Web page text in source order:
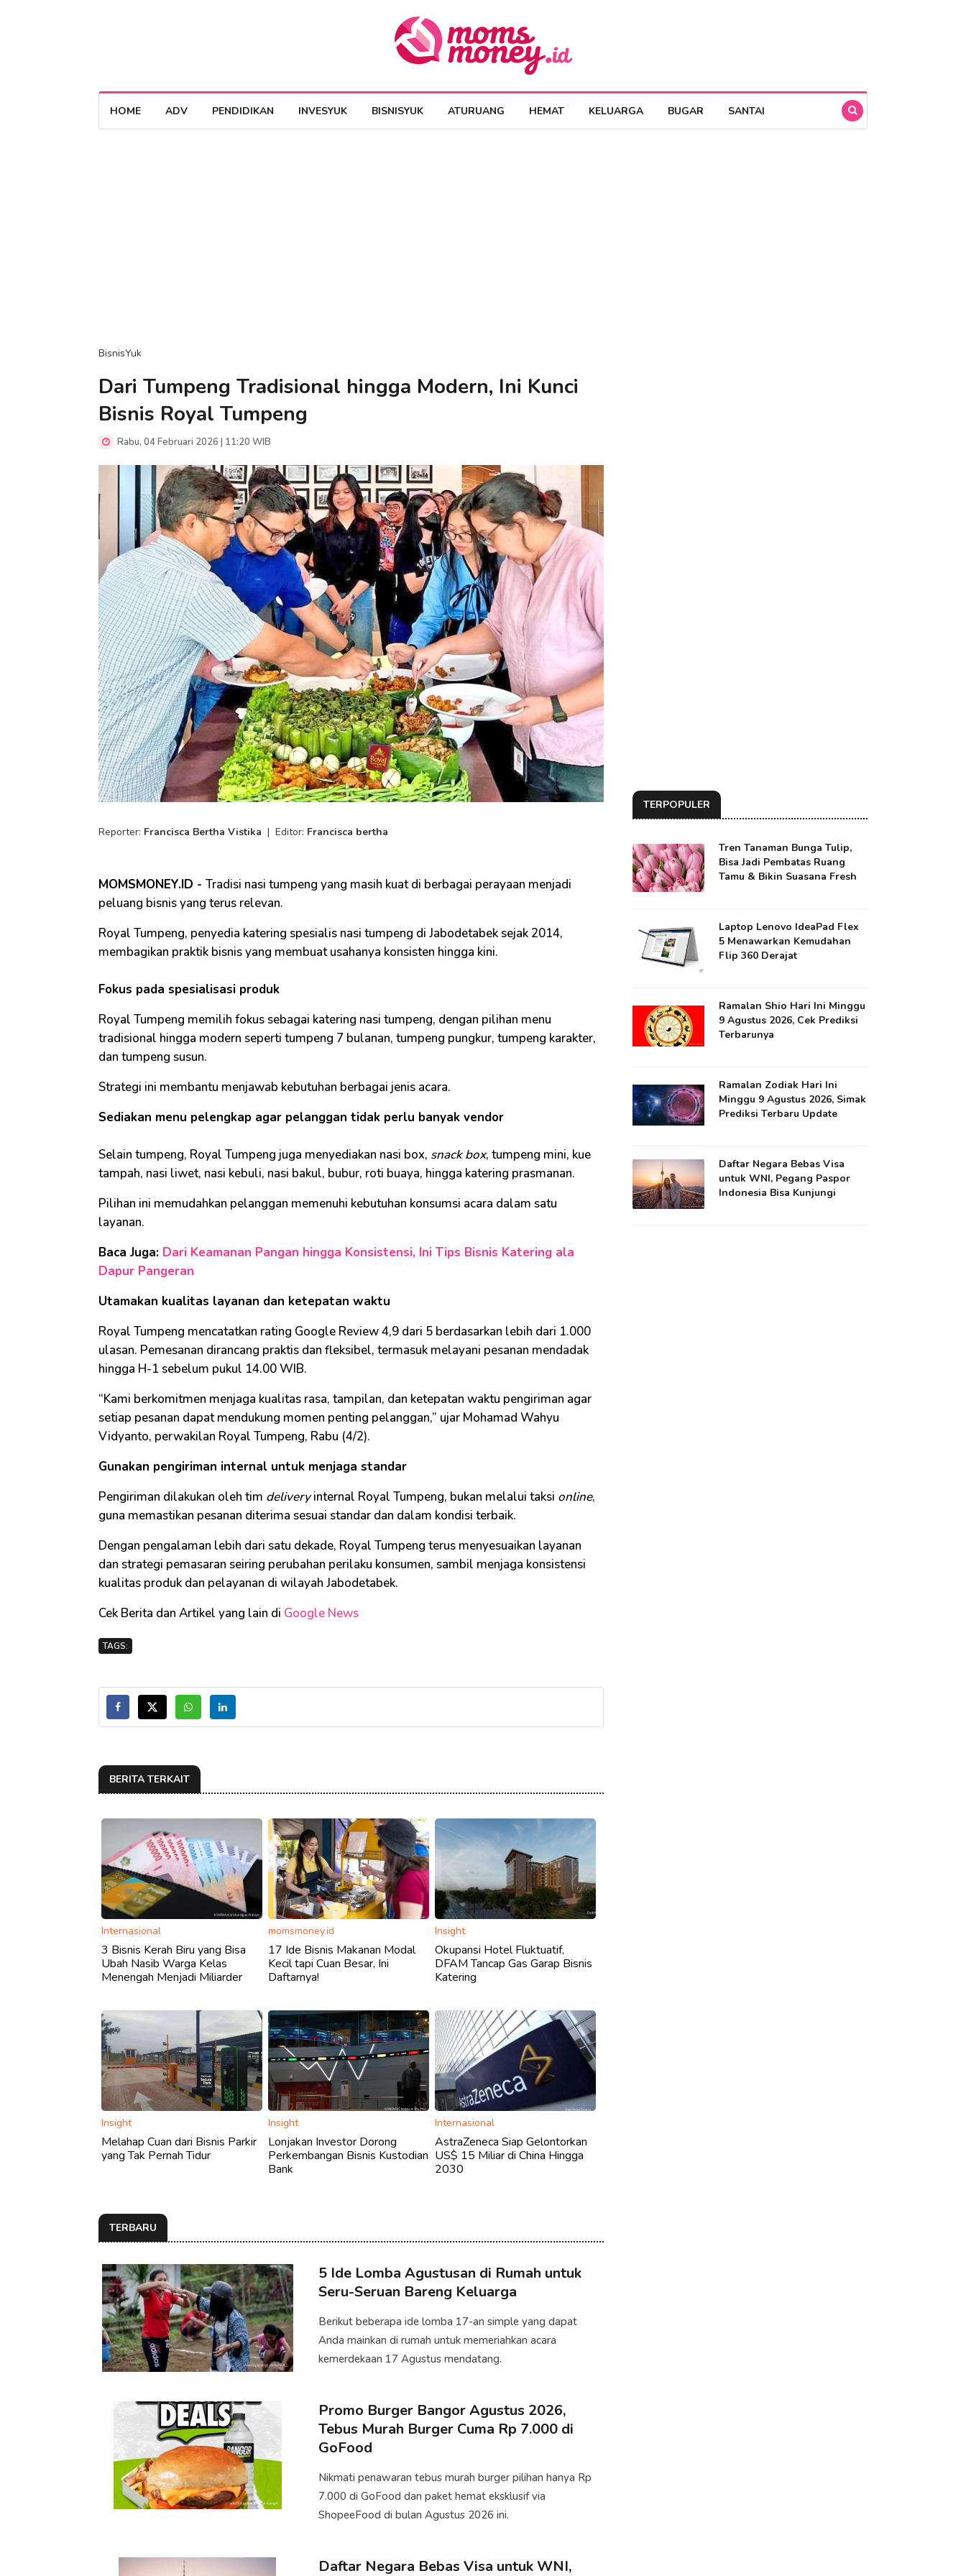
HOME ADV PENDIDIKAN INVESYUK BISNISYUK ATURUANG HEMAT KELUARGA BUGAR SANTAI
BisnisYuk
Dari Tumpeng Tradisional hingga Modern, Ini Kunci
Bisnis Royal Tumpeng
Rabu, 04 Februari 2026 | 11:20 WIB
Reporter: Francisca Bertha Vistika | Editor: Francisca bertha
MOMSMONEY.ID - Tradisi nasi tumpeng yang masih kuat di berbagai perayaan menjadi
peluang bisnis yang terus relevan.
Royal Tumpeng, penyedia katering spesialis nasi tumpeng di Jabodetabek sejak 2014,
membagikan praktik bisnis yang membuat usahanya konsisten hingga kini.
Fokus pada spesialisasi produk
Royal Tumpeng memilih fokus sebagai katering nasi tumpeng, dengan pilihan menu
tradisional hingga modern seperti tumpeng 7 bulanan, tumpeng pungkur, tumpeng karakter,
dan tumpeng susun.
Strategi ini membantu menjawab kebutuhan berbagai jenis acara.
Sediakan menu pelengkap agar pelanggan tidak perlu banyak vendor
Selain tumpeng, Royal Tumpeng juga menyediakan nasi box, snack box, tumpeng mini, kue
tampah, nasi liwet, nasi kebuli, nasi bakul, bubur, roti buaya, hingga katering prasmanan.
Pilihan ini memudahkan pelanggan memenuhi kebutuhan konsumsi acara dalam satu
layanan.
Baca Juga: Dari Keamanan Pangan hingga Konsistensi, Ini Tips Bisnis Katering ala
Dapur Pangeran
Utamakan kualitas layanan dan ketepatan waktu
Royal Tumpeng mencatatkan rating Google Review 4,9 dari 5 berdasarkan lebih dari 1.000
ulasan. Pemesanan dirancang praktis dan fleksibel, termasuk melayani pesanan mendadak
hingga H-1 sebelum pukul 14.00 WIB.
“Kami berkomitmen menjaga kualitas rasa, tampilan, dan ketepatan waktu pengiriman agar
setiap pesanan dapat mendukung momen penting pelanggan,” ujar Mohamad Wahyu
Vidyanto, perwakilan Royal Tumpeng, Rabu (4/2).
Gunakan pengiriman internal untuk menjaga standar
Pengiriman dilakukan oleh tim deliveryinternal Royal Tumpeng, bukan melalui taksi online,
guna memastikan pesanan diterima sesuai standar dan dalam kondisi terbaik.
Dengan pengalaman lebih dari satu dekade, Royal Tumpeng terus menyesuaikan layanan
dan strategi pemasaran seiring perubahan perilaku konsumen, sambil menjaga konsistensi
kualitas produk dan pelayanan di wilayah Jabodetabek.
Cek Berita dan Artikel yang lain di Google News
TAGS:
BERITA TERKAIT
Internasional
3 Bisnis Kerah Biru yang Bisa
Ubah Nasib Warga Kelas
Menengah Menjadi Miliarder
momsmoney.id
17 Ide Bisnis Makanan Modal
Kecil tapi Cuan Besar, Ini
Daftarnya!
Insight
Okupansi Hotel Fluktuatif,
DFAM Tancap Gas Garap Bisnis
Katering
Insight
Melahap Cuan dari Bisnis Parkir
yang Tak Pernah Tidur
Insight
Lonjakan Investor Dorong
Perkembangan Bisnis Kustodian
Bank
Internasional
AstraZeneca Siap Gelontorkan
US$ 15 Miliar di China Hingga
2030
TERBARU
5 Ide Lomba Agustusan di Rumah untuk
Seru-Seruan Bareng Keluarga
Berikut beberapa ide lomba 17-an simple yang dapat
Anda mainkan di rumah untuk memeriahkan acara
kemerdekaan 17 Agustus mendatang.
Promo Burger Bangor Agustus 2026,
Tebus Murah Burger Cuma Rp 7.000 di
GoFood
Nikmati penawaran tebus murah burger pilihan hanya Rp
7.000 di GoFood dan paket hemat eksklusif via
ShopeeFood di bulan Agustus 2026 ini.
Daftar Negara Bebas Visa untuk WNI,
TERPOPULER
Tren Tanaman Bunga Tulip,
Bisa Jadi Pembatas Ruang
Tamu & Bikin Suasana Fresh
Laptop Lenovo IdeaPad Flex
5 Menawarkan Kemudahan
Flip 360 Derajat
Ramalan Shio Hari Ini Minggu
9 Agustus 2026, Cek Prediksi
Terbarunya
Ramalan Zodiak Hari Ini
Minggu 9 Agustus 2026, Simak
Prediksi Terbaru Update
Daftar Negara Bebas Visa
untuk WNI, Pegang Paspor
Indonesia Bisa Kunjungi